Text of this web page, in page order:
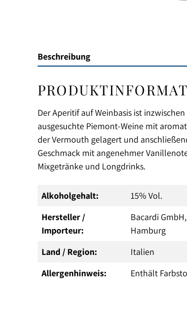
Beschreibung
Der Aperitif auf Weinbasis ist
ausgesuchte Piemont-Weine mit
der Vermouth gelagert und
Geschmack mit angenehmer
Mixgetränke und Longdrinks.
Alkoholgehalt:
15% Vol.
Hersteller /
Importeur:
Bacardi
Hamburg
Land / Region:
Italien
Allergenhinweis:
Enthält